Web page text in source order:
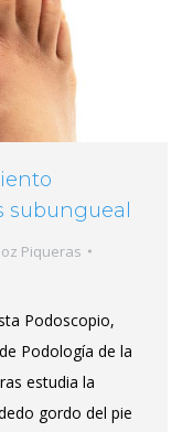
subungueal
Piqueras
Podoscopio,
Podología de la
estudia la
gordo del pie